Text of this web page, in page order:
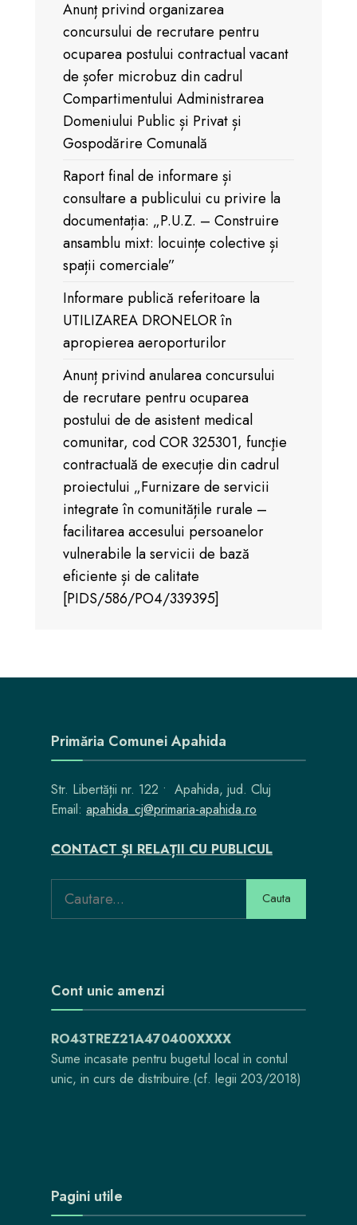
Anunț privind organizarea
concursului de recrutare pentru
ocuparea postului contractual vacant
de șofer microbuz din cadrul
Compartimentului Administrarea
Domeniului Public și Privat și
Gospodărire Comunală
Raport final de informare și
consultare a publicului cu privire la
documentația: „P.U.Z. – Construire
ansamblu mixt: locuințe colective și
spații comerciale”
Informare publică referitoare la
UTILIZAREA DRONELOR în
apropierea aeroporturilor
Anunț privind anularea concursului
de recrutare pentru ocuparea
postului de de asistent medical
comunitar, cod COR 325301, funcţie
contractuală de execuție din cadrul
proiectului „Furnizare de servicii
integrate în comunitățile rurale –
facilitarea accesului persoanelor
vulnerabile la servicii de bază
eficiente și de calitate
[PIDS/586/PO4/339395]
Primăria Comunei Apahida
Str. Libertății nr. 122 • Apahida, jud. Cluj
Email: apahida_cj@primaria-apahida.ro
CONTACT ȘI RELAȚII CU PUBLICUL
for:
Cauta
Cont unic amenzi
RO43TREZ21A470400XXXX
Sume incasate pentru bugetul local in contul
unic, in curs de distribuire.(cf. legii 203/2018)
Pagini utile